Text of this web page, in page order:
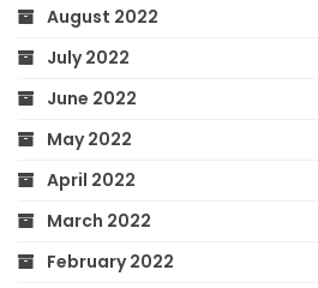
August 2022
July 2022
June 2022
May 2022
April 2022
March 2022
February 2022